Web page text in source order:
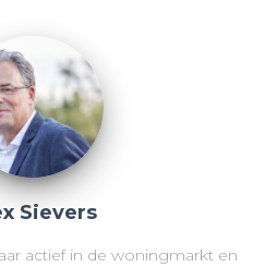
Sievers
actief in de woningmarkt en